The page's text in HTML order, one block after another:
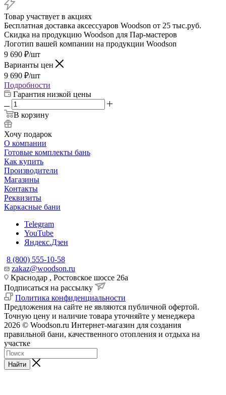
Товар участвует в акциях
Бесплатная доставка аксессуаров Woodson от 25 тыс.руб.
Скидка на продукцию Woodson для Пар-мастеров
Логотип вашей компании на продукции Woodson
9 690 ₽/шт
Варианты цен
9 690 ₽/шт
Подробности
Гарантия низкой цены
В корзину
Хочу подарок
О компании
Готовые комплекты бань
Как купить
Производители
Магазины
Контакты
Реквизиты
Каркасные бани
Telegram
YouTube
Яндекс.Дзен
8 (800) 555-10-58
zakaz@woodson.ru
Краснодар , Ростовское шоссе 26а
Подписаться на рассылку
Политика конфиденциальности
Предложения на сайте не являются публичной офертой.
Точную цену и наличие товара уточняйте у менеджера
2026 © Woodson.ru Интернет-магазин для создания
правильной бани, качественного отопления и отдыха на
участке
Найти